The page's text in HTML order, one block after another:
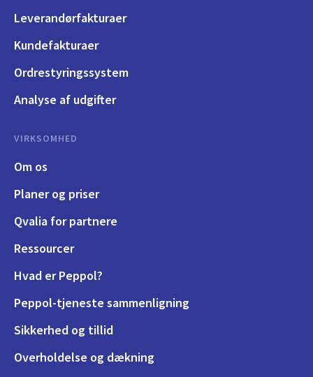
Leverandørfakturaer
Kundefakturaer
Ordrestyringssystem
Analyse af udgifter
VIRKSOMHED
Om os
Planer og priser
Qvalia for partnere
Ressourcer
Hvad er Peppol?
Peppol-tjeneste sammenligning
Sikkerhed og tillid
Overholdelse og dækning